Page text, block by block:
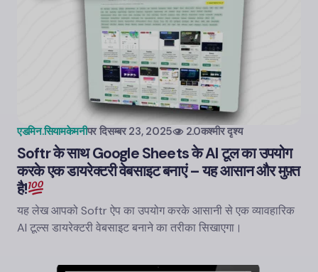
एडमिन.सियामकेमनीपर दिसम्बर 23, 2025 2.0कश्मीर दृश्य
Softr के साथ Google Sheets के AI टूल का उपयोग
करके एक डायरेक्टरी वेबसाइट बनाएं – यह आसान और मुफ़्त
है!
यह लेख आपको Softr ऐप का उपयोग करके आसानी से एक व्यावहारिक
AI टूल्स डायरेक्टरी वेबसाइट बनाने का तरीका सिखाएगा।